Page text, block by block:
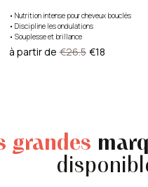
• Nutrition intense pour cheveux bouclés
• Discipline les ondulations
• Souplesse et brillance
à partir de €26.5 €18
grandes